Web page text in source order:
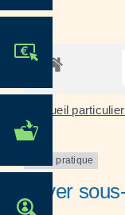
MES
Accueil
Fiche pratique
Loyer